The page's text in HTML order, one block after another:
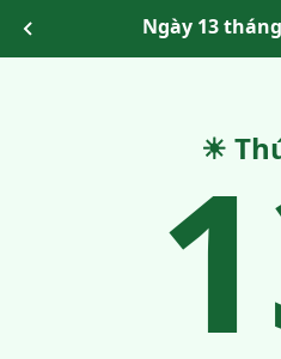
Ngày 13
☀